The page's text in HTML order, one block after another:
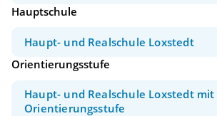
Hauptschule
Haupt- und Realschule Loxstedt
Orientierungsstufe
Haupt- und Realschule Loxstedt mit
Orientierungsstufe